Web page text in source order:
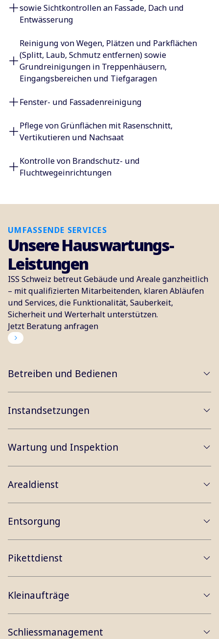
sowie Sichtkontrollen an Fassade, Dach und
Entwässerung
Reinigung von Wegen, Plätzen und Parkflächen
(Splitt, Laub, Schmutz entfernen) sowie
Grundreinigungen in Treppenhäusern,
Eingangsbereichen und Tiefgaragen
Fenster- und Fassadenreinigung
Pflege von Grünflächen mit Rasenschnitt,
Vertikutieren und Nachsaat
Kontrolle von Brandschutz- und
Fluchtwegeinrichtungen
UMFASSENDE SERVICES
Unsere Hauswartungs-
Leistungen
ISS Schweiz betreut Gebäude und Areale ganzheitlich
– mit qualifizierten Mitarbeitenden, klaren Abläufen
und Services, die Funktionalität, Sauberkeit,
Sicherheit und Werterhalt unterstützen.
Jetzt Beratung anfragen
Betreiben und Bedienen
Instandsetzungen
Wartung und Inspektion
Arealdienst
Entsorgung
Pikettdienst
Kleinaufträge
Schliessmanagement